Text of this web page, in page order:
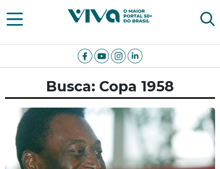
Viva Notícias
Busca: Copa 1958